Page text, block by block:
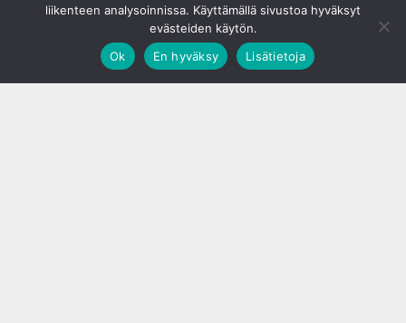
liikenteen analysoinnissa. Käyttämällä sivustoa hyväksyt
evästeiden käytön.
Ok
En hyväksy Lisätietoja